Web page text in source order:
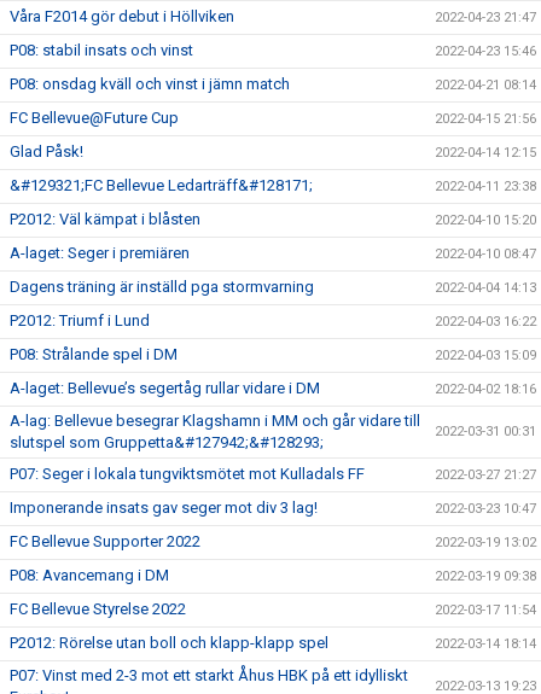
Våra F2014 gör debut i Höllviken 2022-04-23 21:47
P08: stabil insats och vinst 2022-04-23 15:46
P08: onsdag kväll och vinst i jämn match 2022-04-21 08:14
FC Bellevue@Future Cup 2022-04-15 21:56
Glad Påsk! 2022-04-14 12:15
&#129321;FC Bellevue Ledarträff&#128171; 2022-04-11 23:38
P2012: Väl kämpat i blåsten 2022-04-10 15:20
A-laget: Seger i premiären 2022-04-10 08:47
Dagens träning är inställd pga stormvarning 2022-04-04 14:13
P2012: Triumf i Lund 2022-04-03 16:22
P08: Strålande spel i DM 2022-04-03 15:09
A-laget: Bellevue’s segertåg rullar vidare i DM 2022-04-02 18:16
A-lag: Bellevue besegrar Klagshamn i MM och går vidare till
slutspel som Gruppetta&#127942;&#128293;
2022-03-31 00:31
P07: Seger i lokala tungviktsmötet mot Kulladals FF 2022-03-27 21:27
Imponerande insats gav seger mot div 3 lag! 2022-03-23 10:47
FC Bellevue Supporter 2022 2022-03-19 13:02
P08: Avancemang i DM 2022-03-19 09:38
FC Bellevue Styrelse 2022 2022-03-17 11:54
P2012: Rörelse utan boll och klapp-klapp spel 2022-03-14 18:14
P07: Vinst med 2-3 mot ett starkt Åhus HBK på ett idylliskt
2022-03-13 19:23